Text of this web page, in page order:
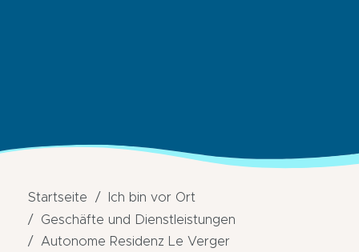
Startseite
Ich bin vor Ort
Geschäfte und Dienstleistungen
Autonome Residenz Le Verger